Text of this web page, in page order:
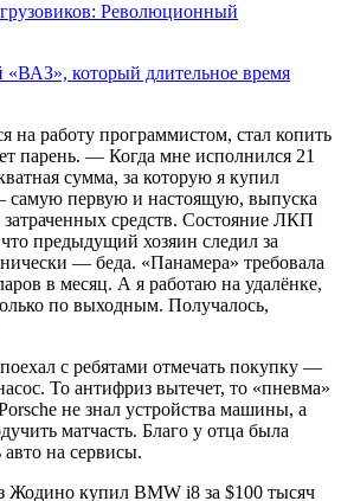
Революционный
«ВАЗ», который длительное время
на работу программистом, стал копить
парень. — Когда мне исполнился 21
сумма, за которую я купил
самую первую и настоящую, выпуска
средств. Состояние ЛКП
предыдущий хозяин следил за
— беда. «Панамера» требовала
в месяц. А я работаю на удалёнке,
по выходным. Получалось,
с ребятами отмечать покупку —
То антифриз вытечет, то «пневма»
не знал устройства машины, а
матчасть. Благо у отца была
на сервисы.